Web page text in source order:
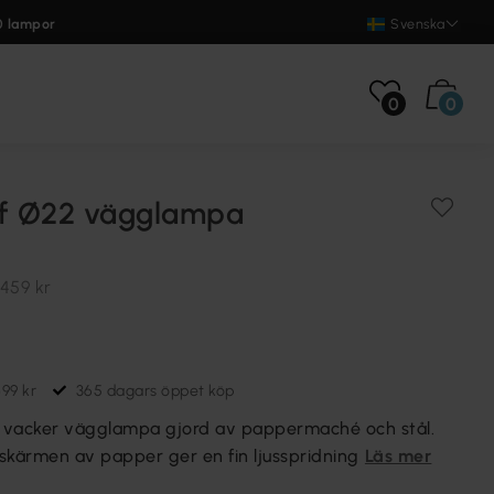
lampor Svenska
0 0
Ø22 vägglampa
459 kr
kr 365 dagars öppet köp
vacker vägglampa gjord av pappermaché och stål.
av papper ger en fin ljusspridning Läs mer